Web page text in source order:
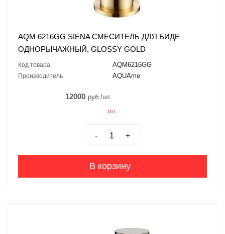
AQM 6216GG SIENA СМЕСИТЕЛЬ ДЛЯ БИДЕ
ОДНОРЫЧАЖНЫЙ, GLOSSY GOLD
Код товара AQM6216GG
Производитель AQUAme
12000 руб./шт.
шт.
- +
В корзину